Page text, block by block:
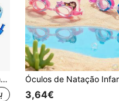
Óculos de Natação para Crianças 1/2 Peças, Adequados para 3 a 14 Anos, Anti-Embaçamento, Visão Clara, Óculos para Crianças Pequenas com Cobertura Nasal, Volta às Aulas
3,64€